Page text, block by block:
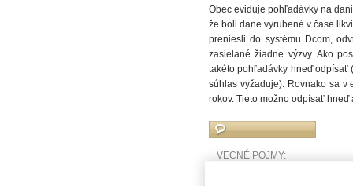
Obec eviduje pohľadávky na
že boli dane vyrubené v čase
preniesli do systému Dcom,
zasielané žiadne výzvy. Ako
takéto pohľadávky hneď odpísať
súhlas vyžaduje). Rovnako sa v
rokov. Tieto možno odpísať
VECNÉ POJMY: